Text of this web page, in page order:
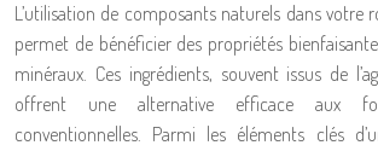
L’utilisation de composants naturels dans votre
permet de bénéficier des propriétés
minéraux. Ces ingrédients, souvent issus de
offrent une alternative efficace aux
conventionnelles. Parmi les éléments clés